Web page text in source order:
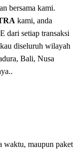
bersama kami.
kami, anda
dari setiap transaksi
diseluruh wilayah
Bali, Nusa
waktu, maupun paket